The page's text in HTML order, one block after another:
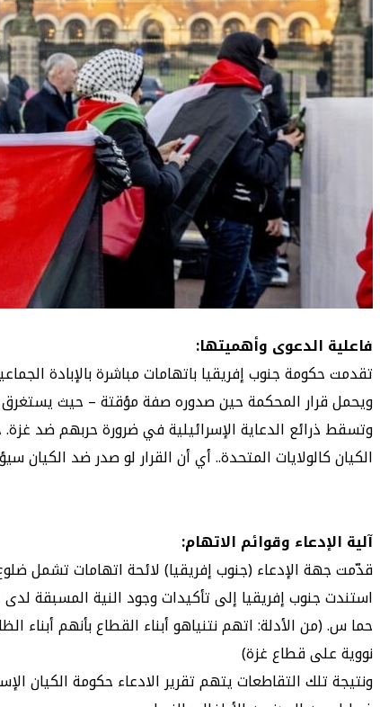
فاعلية الدعوى وأهميتها:
تقدمت حكومة جنوب إفريقيا باتهامات مباشرة بالإبادة
ويحمل قرار المحكمة حين صدوره صفة مؤقتة – حيث يستغرق
وتسقط ذرائع الدعاية الإسرائيلية في ضرورة حربهم ضد
الكيان كالولايات المتحدة.. أي أن القرار لو صدر ضد الكيان
آلية الإدعاء وقوائم الاتهام:
قدّمت جهة الإدعاء (جنوب إفريقيا) لائحة اتهامات تشمل
استندت جنوب إفريقيا إلى تأكيدات وجود النية المسبقة
حما س. (من الأدلة: اتهم نتنياهو أبناء القطاع بأنهم أبناء
نووية على قطاع غزة)
ونتيجة تلك التقاطعات يتهم تقرير الادعاء حكومة الكيان